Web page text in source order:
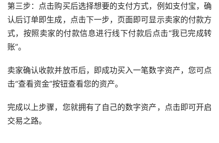
第三步：点击购买后选择想要的支付方式，例如支付宝，确
认后订单即生成，点击下一步，页面即可显示卖家的付款方
式，按照卖家的付款信息进行线下付款后点击“我已完成转
账”。
卖家确认收款并放币后，即成功买入一笔数字资产，您可点
击“查看资金”按钮查看您的资产。
完成以上步骤，您就拥有了自己的数字资产，点击即可开启
交易之路。